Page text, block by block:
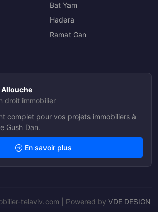
Bat Yam
Hadera
Ramat Gan
Allouche
droit immobilier
complet pour vos projets immobiliers à
Gush Dan.
En savoir plus
telaviv.com | Powered by VDE DESIGN